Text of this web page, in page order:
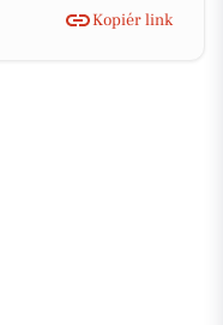
Kopiér link